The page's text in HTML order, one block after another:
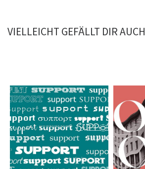
VIELLEICHT GEFÄLLT DIR AUCH